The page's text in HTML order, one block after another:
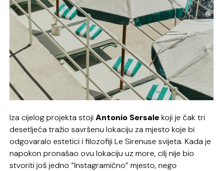
Iza cijelog projekta stojiAntonio Sersalekoji je čak tri
desetljeća tražio savršenu lokaciju za mjesto koje bi
odgovaralo estetici i filozofiji Le Sirenuse svijeta. Kada je
napokon pronašao ovu lokaciju uz more, cilj nije bio
stvoriti još jedno “Instagramično” mjesto, nego